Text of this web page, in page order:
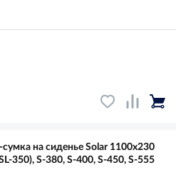
на сиденье Solar 1100х230
350), S-380, S-400, S-450, S-555